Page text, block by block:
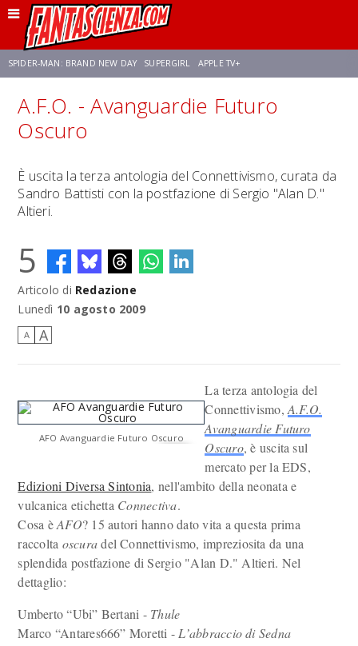
SPIDER-MAN: BRAND NEW DAY SUPERGIRL APPLE TV+
FRANCO RICCIARDIELLO ZENDAYA STAR TREK AVENGERS: DOOMSDAY
NETFLIX
A.F.O. - Avanguardie Futuro
Oscuro
È uscita la terza antologia del Connettivismo, curata da
Sandro Battisti con la postfazione di Sergio "Alan D."
Altieri.
5
Articolo di Redazione
Lunedì 10 agosto 2009
A A
AFO Avanguardie Futuro Oscuro
La terza antologia del
Connettivismo,A.F.O.
Avanguardie Futuro
Oscuro, è uscita sul
mercato per la EDS,
Edizioni Diversa Sintonia, nell'ambito della neonata e
vulcanica etichetta Connectiva.
Cosa èAFO? 15 autori hanno dato vita a questa prima
raccolta oscuradel Connettivismo, impreziosita da una
splendida postfazione di Sergio "Alan D." Altieri. Nel
dettaglio:
Umberto “Ubi” Bertani - Thule
Marco “Antares666” Moretti - L’abbraccio di Sedna